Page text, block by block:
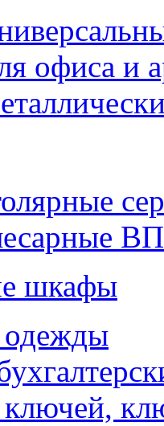
офиса и
ВП
шкафы